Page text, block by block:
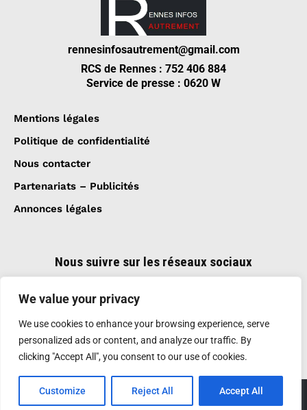
We value your privacy
We use cookies to enhance your browsing experience, serve
personalized ads or content, and analyze our traffic. By
clicking "Accept All", you consent to our use of cookies.
Customize Reject All Accept All
rennesinfosautrement@gmail.com
RCS de Rennes : 752 406 884
Service de presse : 0620 W
Mentions légales
Politique de confidentialité
Nous contacter
Partenariats – Publicités
Annonces légales
Nous suivre sur les réseaux sociaux
Création et réalisation :GDM-Pixel
, tous droits
réservés